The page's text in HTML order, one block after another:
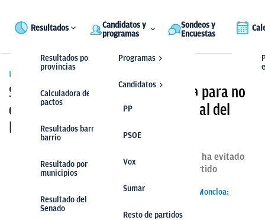
Resultados
Resultados por
provincias
Calculadora de
pactos
Resultados barrio a
barrio
Resultado por
municipios
Resultado del
Senado
Candidatos y
programas
Programas
PP
PSOE
Vox
Sumar
Candidatos
PP
PSOE
Vox
Sumar
Resto de partidos
Sondeos y
Encuestas
ELECCIONES 28M
Sánchez se recluye en La Moncloa para no
dar la cara tras la debacle electoral del
PSOE
El presidente del Gobierno y líder del PSOE ha evitado
dar la cara por los malos resultados de su partido
Sánchez estalla ante su equipo en los maitines de Moncloa:
«¡Campaña de mierda!»